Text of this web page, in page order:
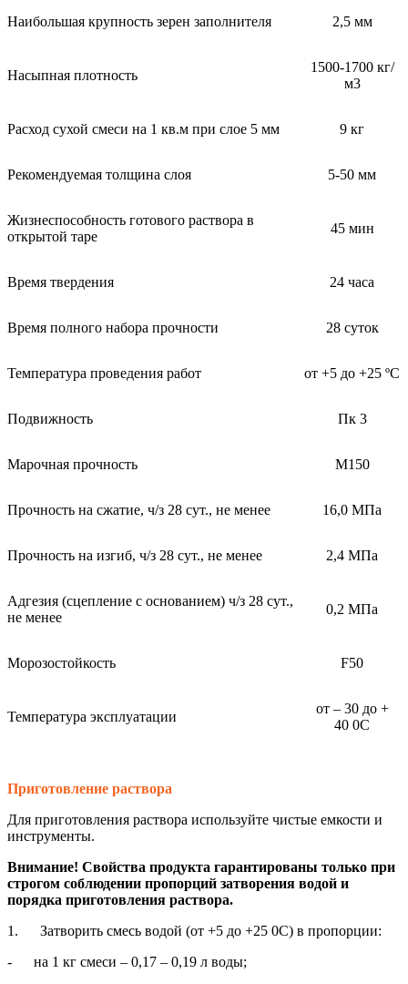
Наибольшая крупность зерен заполнителя 2,5 мм
Насыпная плотность
1500-1700 кг/
м3
Расход сухой смеси на 1 кв.м при слое 5 мм 9 кг
Рекомендуемая толщина слоя 5-50 мм
Жизнеспособность готового раствора в
открытой таре
45 мин
Время твердения 24 часа
Время полного набора прочности 28 суток
Температура проведения работ от +5 до +25 ºС
Подвижность Пк 3
Марочная прочность М150
Прочность на сжатие, ч/з 28 сут., не менее 16,0 МПа
Прочность на изгиб, ч/з 28 сут., не менее 2,4 МПа
Адгезия (сцепление с основанием) ч/з 28 сут.,
не менее
0,2 МПа
Морозостойкость F50
Температура эксплуатации
от – 30 до +
40 0С
Приготовление раствора
Для приготовления раствора используйте чистые емкости и
инструменты.
Внимание! Свойства продукта гарантированы только при
строгом соблюдении пропорций затворения водой и
порядка приготовления раствора.
1. Затворить смесь водой (от +5 до +25 0С) в пропорции:
- на 1 кг смеси – 0,17 – 0,19 л воды;